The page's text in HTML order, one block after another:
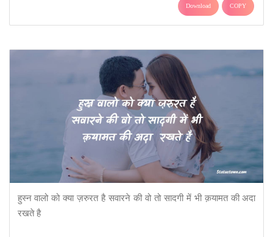
Download COPY
हुस्न वालो को क्या ज़रुरत है सवारने की वो तो सादगी में भी क़यामत की अदा
रखते है